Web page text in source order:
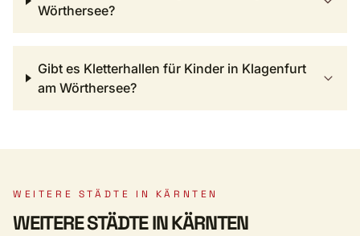
Wörthersee?
Gibt es Kletterhallen für Kinder in Klagenfurt
am Wörthersee?
WEITERE STÄDTE IN KÄRNTEN
WEITERE STÄDTE IN KÄRNTEN